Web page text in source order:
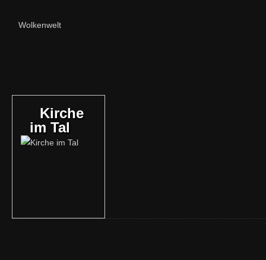
Wolkenwelt
Kirche
im Tal